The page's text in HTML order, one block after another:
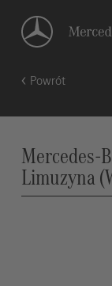
Powrót
Mercedes-
Limuzyna